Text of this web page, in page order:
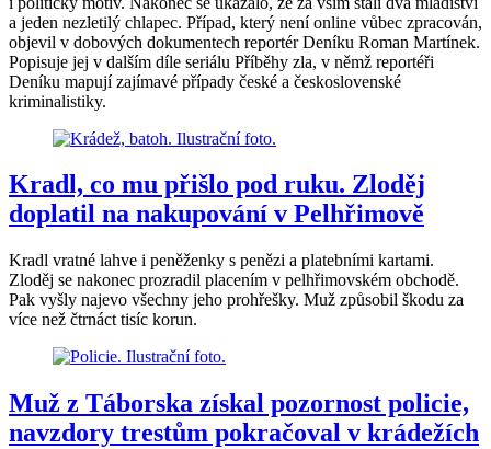
a jeden nezletilý chlapec. Případ, který není online vůbec zpracován,
objevil v dobových dokumentech reportér Deníku Roman Martínek.
Popisuje jej v dalším díle seriálu Příběhy zla, v němž reportéři
Deníku mapují zajímavé případy české a československé
kriminalistiky.
Kradl, co mu přišlo pod ruku. Zloděj
doplatil na nakupování v Pelhřimově
Kradl vratné lahve i peněženky s penězi a platebními kartami.
Zloděj se nakonec prozradil placením v pelhřimovském obchodě.
Pak vyšly najevo všechny jeho prohřešky. Muž způsobil škodu za
více než čtrnáct tisíc korun.
Muž z Táborska získal pozornost policie,
navzdory trestům pokračoval v krádežích